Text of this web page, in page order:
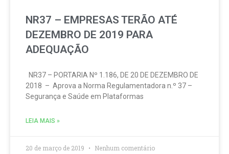
NR37 – EMPRESAS TERÃO ATÉ
DEZEMBRO DE 2019 PARA
ADEQUAÇÃO
NR37 – PORTARIA Nº 1.186, DE 20 DE DEZEMBRO DE
2018 – Aprova a Norma Regulamentadora n.º 37 –
Segurança e Saúde em Plataformas
LEIA MAIS »
20 de março de 2019 Nenhum comentário